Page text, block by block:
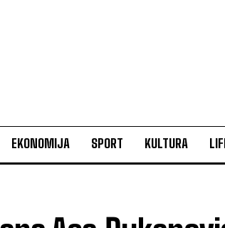
EKONOMIJA SPORT KULTURA